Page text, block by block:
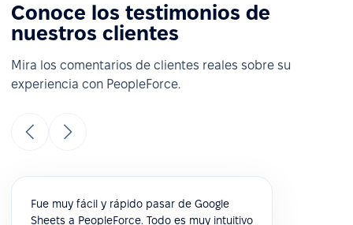
Conoce los testimonios de
nuestros clientes
Mira los comentarios de clientes reales sobre su
experiencia con PeopleForce.
Fue muy fácil y rápido pasar de Google
Sheets a PeopleForce. Todo es muy intuitivo